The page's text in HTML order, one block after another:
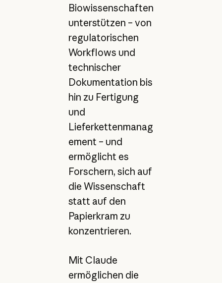
Biowissenschaften
unterstützen – von
regulatorischen
Workflows und
technischer
Dokumentation bis
hin zu Fertigung
und
Lieferkettenmanag
ement – und
ermöglicht es
Forschern, sich auf
die Wissenschaft
statt auf den
Papierkram zu
konzentrieren.
Mit Claude
ermöglichen die